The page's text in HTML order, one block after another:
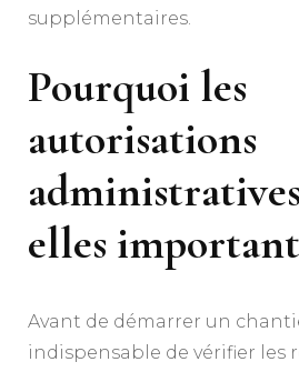
supplémentaires.
Pourquoi les
autorisations
elles
Avant de démarrer un
indispensable de vérifier les